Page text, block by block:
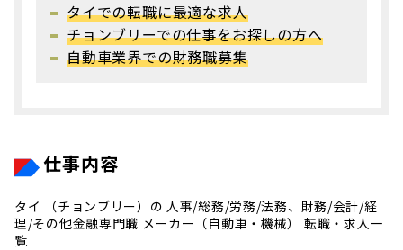
タイでの転職に最適な求人
チョンブリーでの仕事をお探しの方へ
自動車業界での財務職募集
仕事内容
タイ （チョンブリー）の 人事/総務/労務/法務、財務/会計/経
理/その他金融専門職 メーカー（自動車・機械） 転職・求人一
覧